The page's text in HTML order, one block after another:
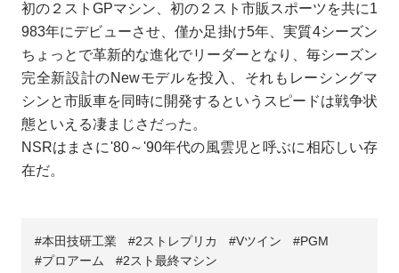
初の２ストGPマシン、初の２スト市販スポーツを共に1
983年にデビューさせ、僅か足掛け5年、実質4シーズン
ちょっとで革新的な進化でリーダーとなり、毎シーズン
完全新設計のNewモデルを投入、それもレーシングマ
シンと市販車を同時に開発するというスピードは戦争状
態といえる凄まじさだった。
NSRはまさに'80～'90年代の風雲児と呼ぶに相応しい存
在だ。
本田技研工業 2ストレプリカ Vツイン
PGM
プロアーム
2スト最終マシン